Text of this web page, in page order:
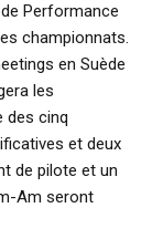
Performance
championnats.
en Suède
les
des cinq
et deux
de pilote et un
Am seront